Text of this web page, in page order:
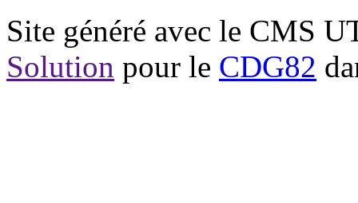
Site généré avec le CMS
Solution pour le CDG82